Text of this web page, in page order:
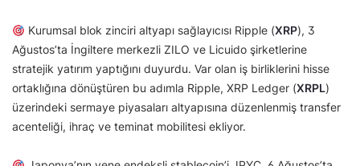
Kurumsal blok zinciri altyapı sağlayıcısı Ripple (XRP), 3
Ağustos’ta İngiltere merkezli ZILO ve Licuido şirketlerine
stratejik yatırım yaptığını duyurdu. Var olan iş birliklerini hisse
ortaklığına dönüştüren bu adımla Ripple, XRP Ledger (XRPL)
üzerindeki sermaye piyasaları altyapısına düzenlenmiş transfer
acenteliği, ihraç ve teminat mobilitesi ekliyor.